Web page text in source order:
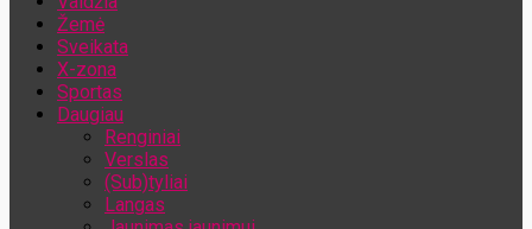
Žemė
Sveikata
X-zona
Sportas
Daugiau
Renginiai
Verslas
(Sub)tyliai
Langas